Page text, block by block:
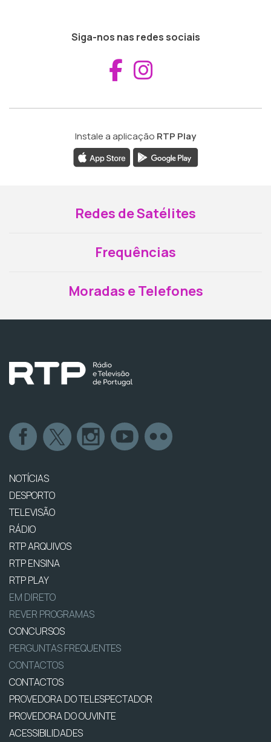
Siga-nos nas redes sociais
Aceder ao
Instale a aplicação RTP Play
Redes de Satélites
Frequências
Moradas e Telefones
NOTÍCIAS
DESPORTO
TELEVISÃO
RÁDIO
RTP ARQUIVOS
RTP ENSINA
RTP PLAY
EM DIRETO
REVER PROGRAMAS
CONCURSOS
PERGUNTAS FREQUENTES
CONTACTOS
CONTACTOS
PROVEDORA DO TELESPECTADOR
PROVEDORA DO OUVINTE
ACESSIBILIDADES